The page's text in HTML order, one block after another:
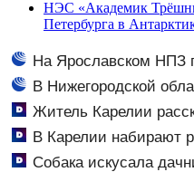
НЭС «Академик
Петербурга в
На Ярославском НПЗ
падения обломков БПЛА
В Нижегородской
пострадали четыре
Житель Карелии
трудности с бензином
В Карелии набирают
(ФОТО)
Собака искусала